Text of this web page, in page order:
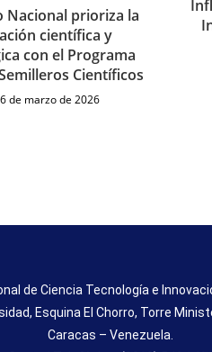
Nacional prioriza la
científica y
con el Programa
Científicos
de marzo de 2026
de Ciencia Tecnología e
Esquina El Chorro, Torre
Caracas – Venezuela.